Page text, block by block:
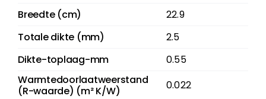
Breedte (cm)
22.9
Totale dikte (mm)
2.5
Dikte-toplaag-mm
0.55
Warmtedoorlaatweerstand
(R-waarde) (m² K/W)
0.022